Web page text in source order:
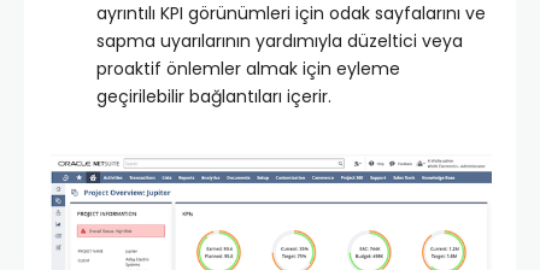
ayrıntılı KPI görünümleri için odak sayfalarını ve
sapma uyarılarının yardımıyla düzeltici veya
proaktif önlemler almak için eyleme
geçirilebilir bağlantıları içerir.